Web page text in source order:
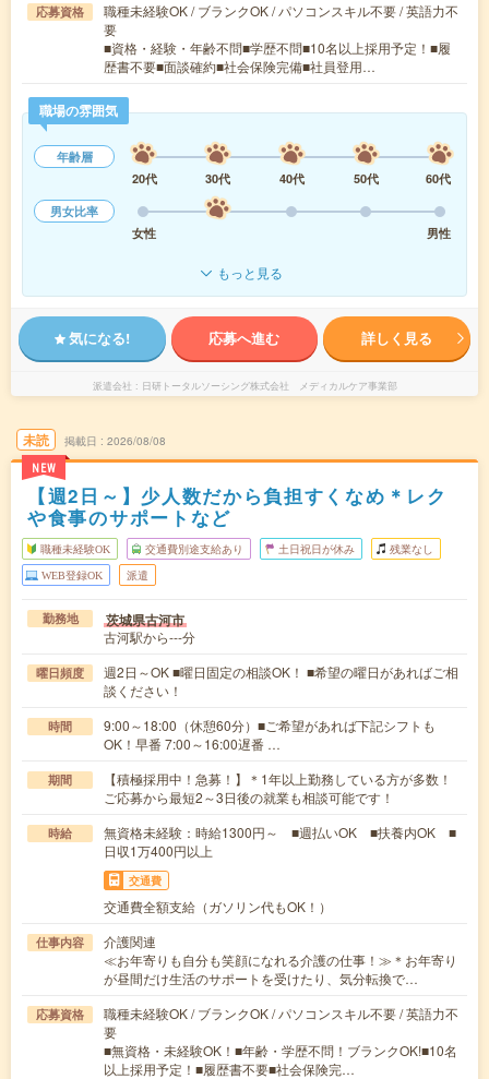
応募資格
職種未経験OK / ブランクOK / パソコンスキル不要 / 英語力不
要
■資格・経験・年齢不問■学歴不問■10名以上採用予定！■履
歴書不要■面談確約■社会保険完備■社員登用…
職場の雰囲気
年齢層
20代
30代 40代 50代
60代
男女比率
女性
男性
もっと見る
気になる! 応募へ進む 詳しく見る
派遣会社 日研トータルソーシング株式会社 メディカルケア事業部
未読
NEW
掲載日 2026/08/08
【週2日～】少人数だから負担すくなめ＊レク
や食事のサポートなど
職種未経験OK 交通費別途支給あり 土日祝日が休み 残業なし
WEB登録OK 派遣
勤務地 茨城県古河市
古河駅から---分
曜日頻度
週2日～OK ■曜日固定の相談OK！ ■希望の曜日があればご相
談ください！
時間
9:00～18:00（休憩60分）■ご希望があれば下記シフトも
OK！早番 7:00～16:00遅番 …
期間
【積極採用中！急募！】＊1年以上勤務している方が多数！
ご応募から最短2～3日後の就業も相談可能です！
時給
無資格未経験：時給1300円～ ■週払いOK ■扶養内OK ■
日収1万400円以上
交通費
交通費全額支給（ガソリン代もOK！）
仕事内容
介護関連
≪お年寄りも自分も笑顔になれる介護の仕事！≫＊お年寄り
が昼間だけ生活のサポートを受けたり、気分転換で…
応募資格
職種未経験OK / ブランクOK / パソコンスキル不要 / 英語力不
要
■無資格・未経験OK！■年齢・学歴不問！ブランクOK!■10名
以上採用予定！■履歴書不要■社会保険完…